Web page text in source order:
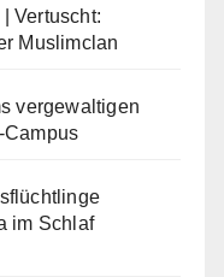
Vertuscht:
Muslimclan
vergewaltigen
im Schlaf